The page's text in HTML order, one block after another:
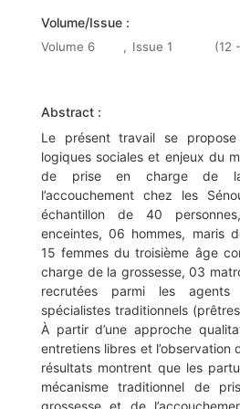
Volume/Issue :
Volume 6 , Issue 1 (12
Abstract :
Le présent travail se
logiques sociales et enjeux du
de prise en charge de
l’accouchement chez les
échantillon de 40
enceintes, 06 hommes, maris
15 femmes du troisième âge
charge de la grossesse, 03
recrutées parmi les
spécialistes traditionnels
À partir d’une approche
entretiens libres et l’observation
résultats montrent que les
mécanisme traditionnel de